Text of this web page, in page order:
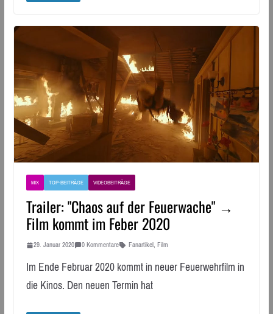
MIX TOP-BEITRÄGE VIDEOBEITRÄGE
Trailer: "Chaos auf der Feuerwache" →
Film kommt im Feber 2020
29. Januar 2020 0 Kommentare Fanartikel, Film
Im Ende Februar 2020 kommt in neuer Feuerwehrfilm in
die Kinos. Den neuen Termin hat